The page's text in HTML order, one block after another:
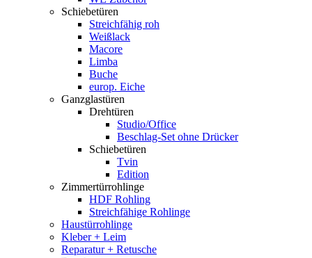
Schiebetüren
Streichfähig roh
Weißlack
Macore
Limba
Buche
europ. Eiche
Ganzglastüren
Drehtüren
Studio/Office
Beschlag-Set ohne Drücker
Schiebetüren
Tvin
Edition
Zimmertürrohlinge
HDF Rohling
Streichfähige Rohlinge
Haustürrohlinge
Kleber + Leim
Reparatur + Retusche